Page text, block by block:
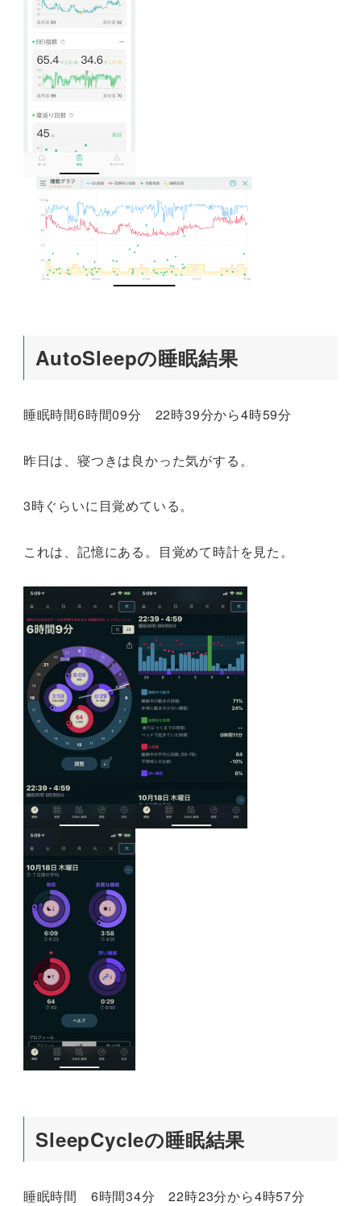
AutoSleepの睡眠結果
睡眠時間6時間09分 22時39分から4時59分
昨日は、寝つきは良かった気がする。
3時ぐらいに目覚めている。
これは、記憶にある。目覚めて時計を見た。
SleepCycleの睡眠結果
睡眠時間 6時間34分 22時23分から4時57分